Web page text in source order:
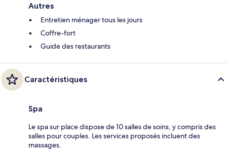
Autres
Entretien ménager tous les jours
Coffre-fort
Guide des restaurants
Caractéristiques
Spa
Le spa sur place dispose de 10 salles de soins, y compris des
salles pour couples. Les services proposés incluent des
massages.